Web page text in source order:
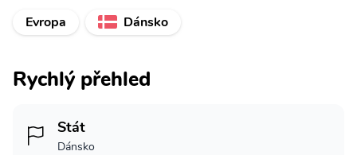
Evropa
Dánsko
Rychlý přehled
Stát
Dánsko